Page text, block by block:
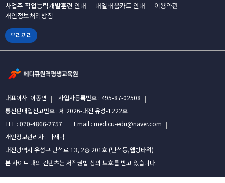
사업주 직업능력개발훈련 안내 내일배움카드 안내
이용약관
개인정보처리방침
우리끼리
대표이사: 이종연
사업자등록번호 : 495-87-02508
통신판매업신고번호 : 제 2026-대전 유성-1222호
TEL : 070-4866-2757
Email : medicu-edu@naver.com
개인정보관리자 : 마재락
대전광역시 유성구 반석로 13, 2층 201호 (반석동,웰빙타워)
본 사이트 내의 컨텐츠는 저작권법 상의 보호를 받고 있습니다.